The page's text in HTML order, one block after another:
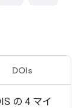
DOIs
の 4 マイ